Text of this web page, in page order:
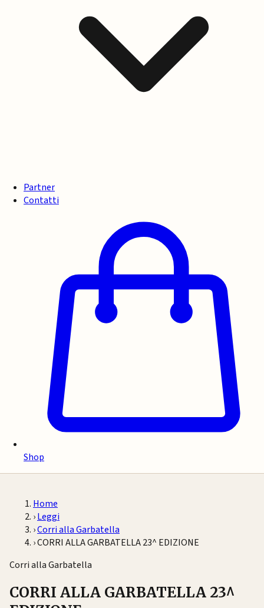
Partner
Contatti
Shop
Home
›Leggi
›Corri alla Garbatella
›CORRI ALLA GARBATELLA 23^ EDIZIONE
Corri alla Garbatella
CORRI ALLA GARBATELLA 23^